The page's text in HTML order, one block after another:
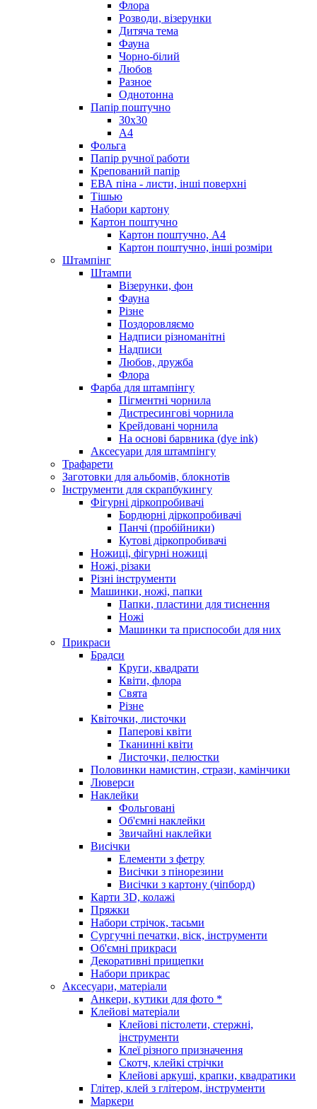
Флора
Розводи, візерунки
Дитяча тема
Фауна
Чорно-білий
Любов
Разное
Однотонна
Папір поштучно
30х30
А4
Фольга
Папір ручної работи
Крепований папір
ЕВА піна - листи, інші поверхні
Тішью
Набори картону
Картон поштучно
Картон поштучно, А4
Картон поштучно, інші розміри
Штампінг
Штампи
Візерунки, фон
Фауна
Різне
Поздоровляємо
Надписи різноманітні
Надписи
Любов, дружба
Флора
Фарба для штампінгу
Пігментні чорнила
Дистресингові чорнила
Крейдовані чорнила
На основі барвника (dye ink)
Аксесуари для штампінгу
Трафарети
Заготовки для альбомів, блокнотів
Інструменти для скрапбукингу
Фігурні діркопробивачі
Бордюрні діркопробивачі
Панчі (пробійники)
Кутові діркопробивачі
Ножиці, фігурні ножиці
Ножі, різаки
Різні інструменти
Машинки, ножі, папки
Папки, пластини для тиснення
Ножі
Машинки та приспособи для них
Прикраси
Брадси
Круги, квадрати
Квіти, флора
Свята
Різне
Квіточки, листочки
Паперові квіти
Тканинні квіти
Листочки, пелюстки
Половинки намистин, стрази, камінчики
Люверси
Наклейки
Фольговані
Об'ємні наклейки
Звичайні наклейки
Висічки
Елементи з фетру
Висічки з пінорезини
Висічки з картону (чіпборд)
Карти 3D, колажі
Пряжки
Набори стрічок, тасьми
Сургучні печатки, віск, інструменти
Об'ємні прикраси
Декоративні прищепки
Набори прикрас
Аксесуари, матеріали
Анкери, кутики для фото *
Клейові матеріали
Клейові пістолети, стержні,
інструменти
Клеї різного призначення
Скотч, клейкі стрічки
Клейові аркуші, крапки, квадратики
Глітер, клей з глітером, інструменти
Маркери